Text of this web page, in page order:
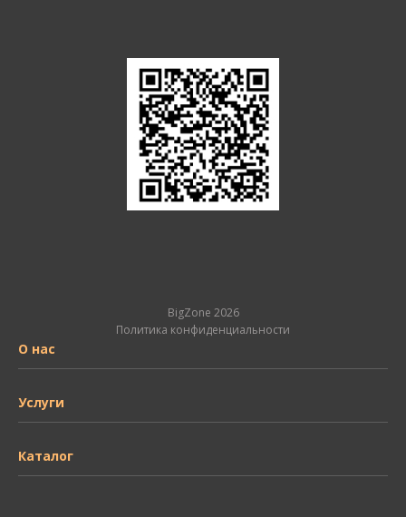
О нас
Услуги
Каталог
BigZone 2026
Политика конфиденциальности